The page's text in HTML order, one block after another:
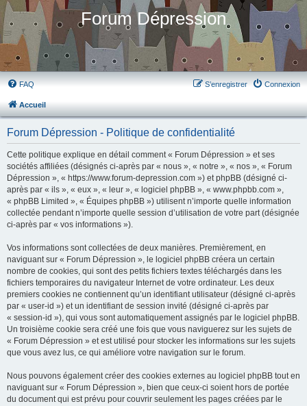
Forum Dépression
FAQ Connexion
S’enregistrer
Accueil
Forum Dépression - Politique de confidentialité
Cette politique explique en détail comment « Forum Dépression » et ses
sociétés affiliées (désignés ci-après par « nous », « notre », « nos », « Forum
Dépression », « https://www.forum-depression.com ») et phpBB (désigné ci-
après par « ils », « eux », « leur », « logiciel phpBB », « www.phpbb.com »,
« phpBB Limited », « Équipes phpBB ») utilisent n’importe quelle information
collectée pendant n’importe quelle session d’utilisation de votre part (désignée
ci-après par « vos informations »).
Vos informations sont collectées de deux manières. Premièrement, en
naviguant sur « Forum Dépression », le logiciel phpBB créera un certain
nombre de cookies, qui sont des petits fichiers textes téléchargés dans les
fichiers temporaires du navigateur Internet de votre ordinateur. Les deux
premiers cookies ne contiennent qu’un identifiant utilisateur (désigné ci-après
par « user-id ») et un identifiant de session invité (désigné ci-après par
« session-id »), qui vous sont automatiquement assignés par le logiciel phpBB.
Un troisième cookie sera créé une fois que vous naviguerez sur les sujets de
« Forum Dépression » et est utilisé pour stocker les informations sur les sujets
que vous avez lus, ce qui améliore votre navigation sur le forum.
Nous pouvons également créer des cookies externes au logiciel phpBB tout en
naviguant sur « Forum Dépression », bien que ceux-ci soient hors de portée
du document qui est prévu pour couvrir seulement les pages créées par le